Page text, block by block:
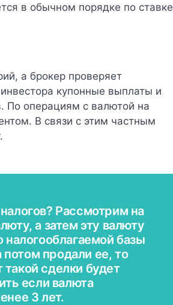
в обычном порядке по ставке
а брокер проверяет
купонные выплаты и
По операциям с валютой на
В связи с этим частным
Рассмотрим на
а затем эту валюту
базы
потом продали ее, то
сделки будет
если валюта
3 лет.